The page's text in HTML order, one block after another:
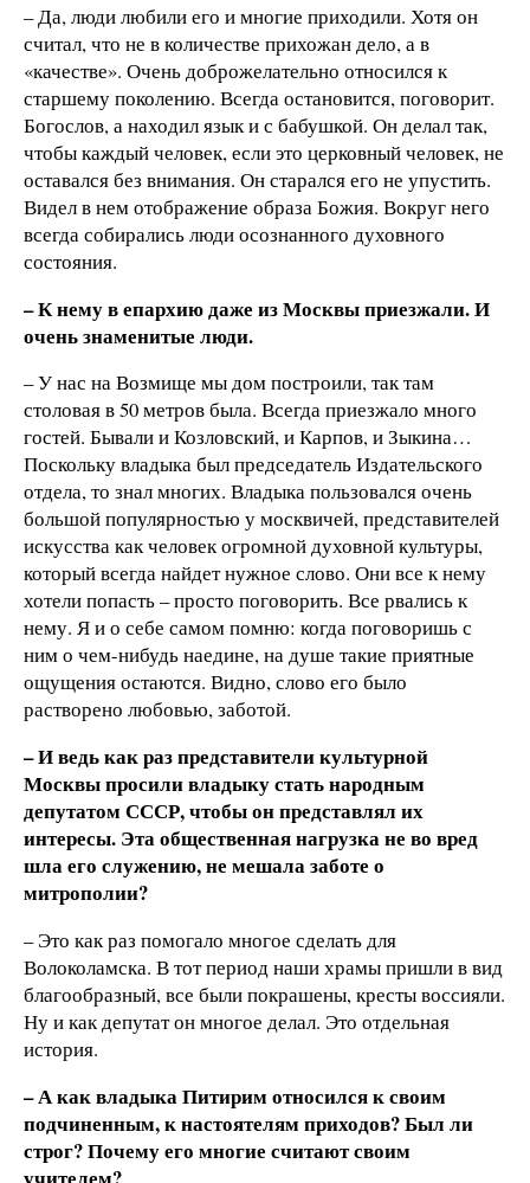
– Да, люди любили его и многие приходили. Хотя он
считал, что не в количестве прихожан дело, а в
«качестве». Очень доброжелательно относился к
старшему поколению. Всегда остановится, поговорит.
Богослов, а находил язык и с бабушкой. Он делал так,
чтобы каждый человек, если это церковный человек, не
оставался без внимания. Он старался его не упустить.
Видел в нем отображение образа Божия. Вокруг него
всегда собирались люди осознанного духовного
состояния.
– К нему в епархию даже из Москвы приезжали. И
очень знаменитые люди.
– У нас на Возмище мы дом построили, так там
столовая в 50 метров была. Всегда приезжало много
гостей. Бывали и Козловский, и Карпов, и Зыкина…
Поскольку владыка был председатель Издательского
отдела, то знал многих. Владыка пользовался очень
большой популярностью у москвичей, представителей
искусства как человек огромной духовной культуры,
который всегда найдет нужное слово. Они все к нему
хотели попасть – просто поговорить. Все рвались к
нему. Я и о себе самом помню: когда поговоришь с
ним о чем-нибудь наедине, на душе такие приятные
ощущения остаются. Видно, слово его было
растворено любовью, заботой.
– И ведь как раз представители культурной
Москвы просили владыку стать народным
депутатом СССР, чтобы он представлял их
интересы. Эта общественная нагрузка не во вред
шла его служению, не мешала заботе о
митрополии?
– Это как раз помогало многое сделать для
Волоколамска. В тот период наши храмы пришли в вид
благообразный, все были покрашены, кресты воссияли.
Ну и как депутат он многое делал. Это отдельная
история.
– А как владыка Питирим относился к своим
подчиненным, к настоятелям приходов? Был ли
строг? Почему его многие считают своим